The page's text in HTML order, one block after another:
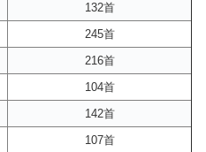
132首
245首
216首
104首
142首
107首